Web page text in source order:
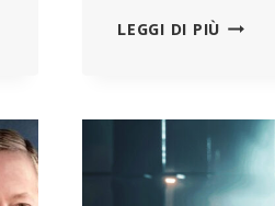
LEGGI DI PIÙLE
SUL
COVID